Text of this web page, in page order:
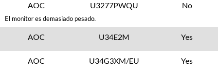
AOC U3277PWQU No
El monitor es demasiado pesado.
AOC U34E2M Yes
AOC U34G3XM/EU Yes